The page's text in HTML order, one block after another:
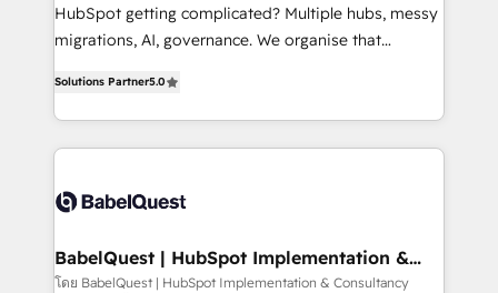
Google AI Overviews. HubSpot Impact Award -
Customer First HubSpot Impact Award - Integrations
Migration Excellence HubSpot Impact Award -
Platform Excellence 40+ full-time HubSpot
professionals. 100s of certifications and
HubSpot getting complicated? Multiple hubs, messy
migrations, AI, governance. We organise that
Welcome to our Profile! We help with: • CRM
implementation, reports, workflows, and team
training • CRM migration from Salesforce, Pipedrive,
custom API integrations • AI governance for
Boutique 'Elite' team of 12 • 150+ clients across Sales
Hub, Marketing Hub, Service Hub, Data Hub and
Solutions Partner5.0
BabelQuest | HubSpot Implementation &
Consultancy
โดย BabelQuest | HubSpot Implementation & Consultancy